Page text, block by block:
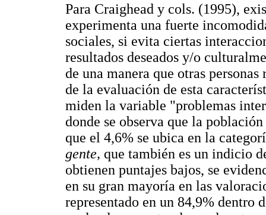
Para Craighead y cols. (1995),
experimenta una fuerte
sociales, si evita ciertas
resultados deseados y/o
de una manera que otras
de la evaluación de esta
miden la variable "problemas
donde se observa que la
que el 4,6% se ubica en la
gente, que también es un indicio
obtienen puntajes bajos, se
en su gran mayoría en las
representado en un 84,9% dentro